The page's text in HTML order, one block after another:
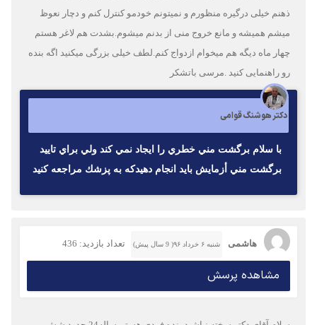
ذهنم خیلی درگیره منظورم و نمیتونم خودمو کنترل کنم و دچار نعوظ
میشم همیشه و مانع خروج منی از بدنم میشوم.بشدت هم لاغر هستم
چهار ماه دیگه هم میخوام ازدواج کنم.لطف خیلی بزرگی میکنید اگه بنده
رو راهنمایی کنید .مرسی باتشکر
دکتر هوشنگ قوامی
با سلام برگشت مني خطري را ايجاد نمي كند ولي براي تاييد
برگشت مني أزمايش بايد انجام دهيدكه به پزشك مراجعه كنيد
هاشمی شنبه ۶ خرداد ۹۶( 9 سال پیش) تعداد بازدید: 436
مشاهده پرسش